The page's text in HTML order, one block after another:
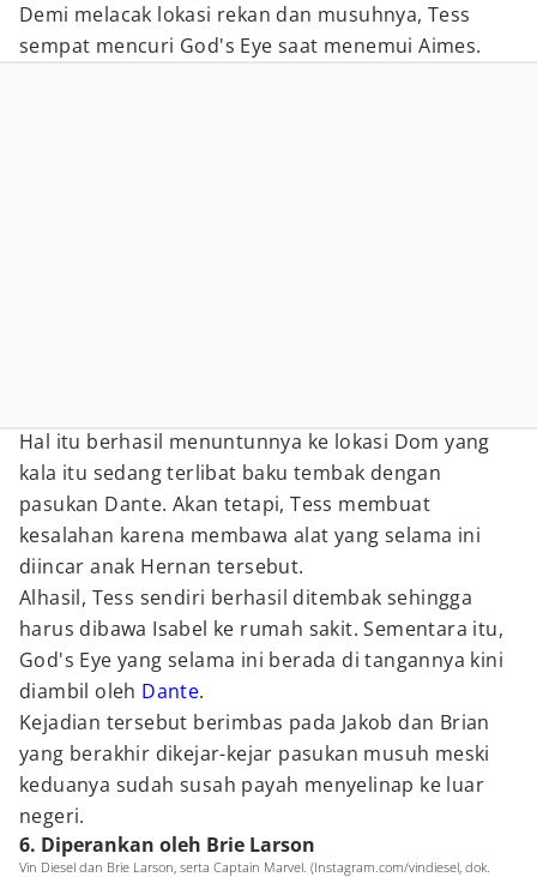
Demi melacak lokasi rekan dan musuhnya, Tess
sempat mencuri God's Eye saat menemui Aimes.
Hal itu berhasil menuntunnya ke lokasi Dom yang
kala itu sedang terlibat baku tembak dengan
pasukan Dante. Akan tetapi, Tess membuat
kesalahan karena membawa alat yang selama ini
diincar anak Hernan tersebut.
Alhasil, Tess sendiri berhasil ditembak sehingga
harus dibawa Isabel ke rumah sakit. Sementara itu,
God's Eye yang selama ini berada di tangannya kini
diambil oleh Dante.
Kejadian tersebut berimbas pada Jakob dan Brian
yang berakhir dikejar-kejar pasukan musuh meski
keduanya sudah susah payah menyelinap ke luar
negeri.
6. Diperankan oleh Brie Larson
Vin Diesel dan Brie Larson, serta Captain Marvel. (Instagram.com/vindiesel, dok.